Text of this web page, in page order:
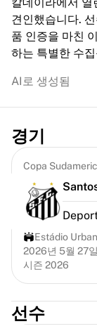
농구
하이라이트
샬럿 호네츠
LA 클리퍼스
농구 전체 보기
주요 NBA 팀
샬럿 호네츠
시카고 불스
포틀랜드 트레일
LA 클리퍼스
NBA 전체 보기
주요 유럽 팀
베식타시 게인
페네르바체 바스켓
슬로베니아
비르투스 볼로냐
견인했습니다.
품 인증을 마친
하는 특별한 수
AI로 생성됨
경기
Copa
Estádio
2026년 5월 27일
시즌 2026
선수